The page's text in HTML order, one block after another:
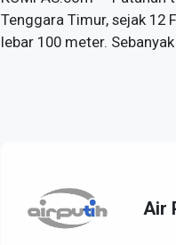
Tenggara Timur, sejak 12
lebar 100 meter.
Air